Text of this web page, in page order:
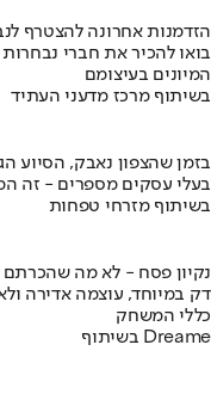
הזדמנות אחרונה להצטרף
בואו להכיר את חברי
המיונים בעיצומם
בשיתוף מרכז מדעני העתיד
בזמן שהצפון נאבק, הסיוע
בעלי עסקים מספרים - זה
בשיתוף מזרחי טפחות
נקיון פסח - לא מה שהכרתם
דק במיוחד, עוצמה אדירה
כללי המשחק
בשיתוף Dreame